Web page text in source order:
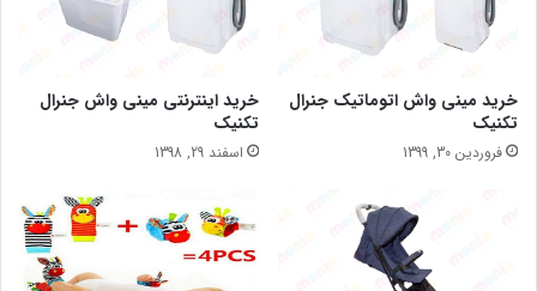
خرید مینی واش اتوماتیک جنرال
تکنیک
فروردین 30, 1399
خرید اینترنتی مینی واش جنرال
تکنیک
اسفند 29, 1398